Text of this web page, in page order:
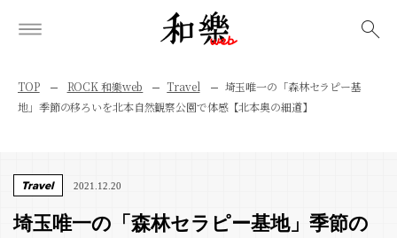
TOP ROCK 和樂web Travel
埼玉唯一の「森林セラピー基
地」季節の移ろいを北本自然観察公園で体感【北本奥の細道】
Travel 2021.12.20
埼玉唯一の「森林セラピー基地」季節の